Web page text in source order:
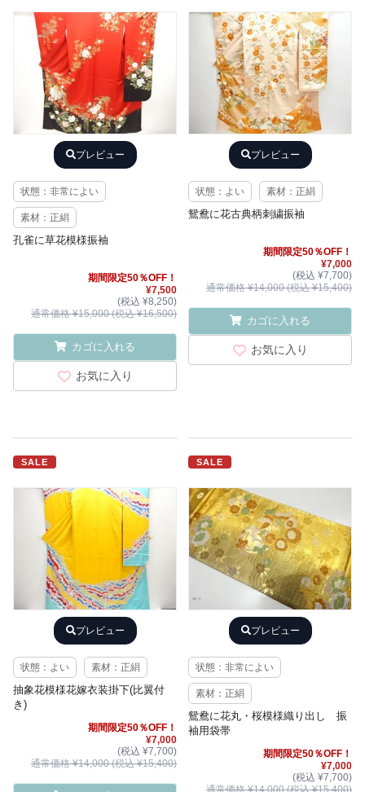
プレビュー
状態：非常によい
素材：正絹
孔雀に草花模様振袖
期間限定50％OFF！
¥7,500
(税込 ¥8,250)
通常価格 ¥15,000 (税込 ¥16,500)
カゴに入れる
お気に入り
プレビュー
状態：よい 素材：正絹
鴛鴦に花古典柄刺繍振袖
期間限定50％OFF！
¥7,000
(税込 ¥7,700)
通常価格 ¥14,000 (税込 ¥15,400)
カゴに入れる
お気に入り
SALE
プレビュー
状態：よい 素材：正絹
抽象花模様花嫁衣装掛下(比翼付
き)
期間限定50％OFF！
¥7,000
(税込 ¥7,700)
通常価格 ¥14,000 (税込 ¥15,400)
SALE
プレビュー
状態：非常によい
素材：正絹
鴛鴦に花丸・桜模様織り出し 振
袖用袋帯
期間限定50％OFF！
¥7,000
(税込 ¥7,700)